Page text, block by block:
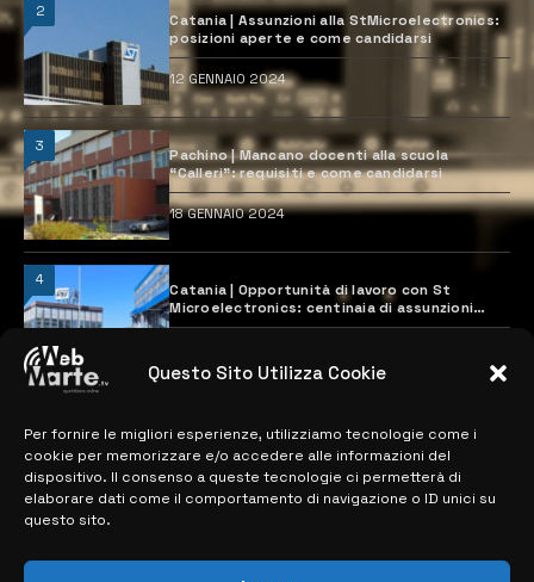
Questo Sito Utilizza Cookie
Per fornire le migliori esperienze, utilizziamo tecnologie come i
cookie per memorizzare e/o accedere alle informazioni del
dispositivo. Il consenso a queste tecnologie ci permetterà di
elaborare dati come il comportamento di navigazione o ID unici su
questo sito.
2
Catania | Assunzioni alla StMicroelectronics:
posizioni aperte e come candidarsi
12 GENNAIO 2024
3
Pachino | Mancano docenti alla scuola
“Calleri”: requisiti e come candidarsi
18 GENNAIO 2024
4
Catania | Opportunità di lavoro con St
Microelectronics: centinaia di assunzioni
previste
MAPPA DEL SITO
> NOTIZIE